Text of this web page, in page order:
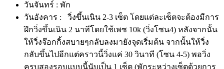
วันจันทร์ : พัก
วันอังคาร : วิ่งขึ้นเนิน 2-3 เซ็ต โดยแต่ละเซ็ตจะต้องมีการ
ฝึกวิ่งขึ้นเนิน 2 นาทีโดยใช้เพซ 10k (วิ่งโซน4) หลังจากนั้น
ให้วิ่งจ๊อกกิ้งสบายๆกลับลงมายังจุดเริ่มต้น จากนั้นให้วิ่ง
กลับขึ้นไปอีกแต่คราวนี้วิ่งแค่ 30 วินาที (โซน 4-5) พอวิ่ง
ครบสองรอบแบบนี้นับเป็น 1 เซ็ต (พักระหว่างเซ็ตด้วยการ